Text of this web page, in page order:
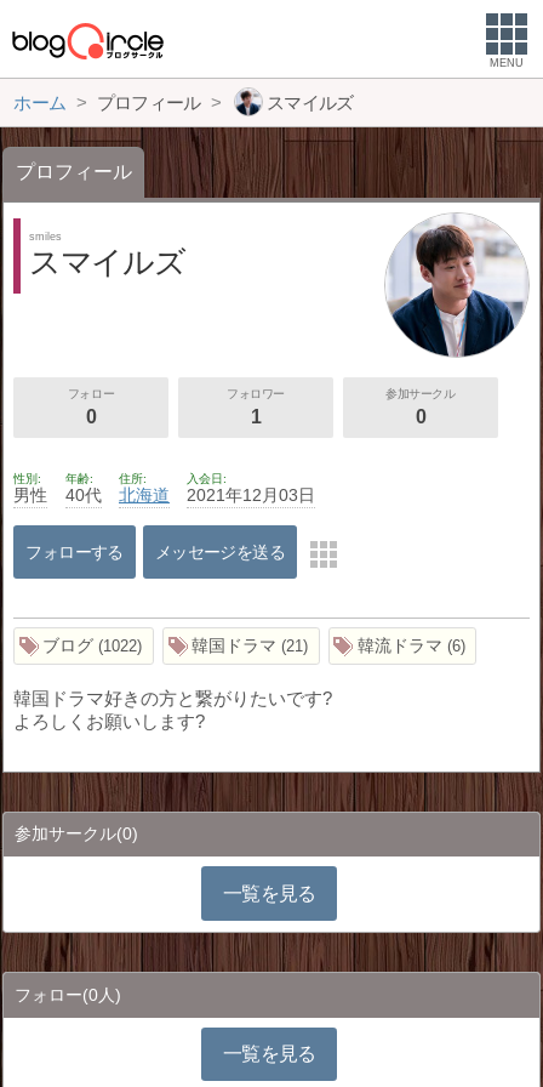
MENU
ホーム プロフィール スマイルズ
プロフィール
smiles
スマイルズ
フォロー
0
フォロワー
1
参加サークル
0
性別
男性
年齢
40代
住所
北海道
入会日
2021年12月03日
フォローする メッセージを送る
ブログ 1022 韓国ドラマ 21 韓流ドラマ 6
韓国ドラマ好きの方と繋がりたいです?
よろしくお願いします?
参加サークル(0)
一覧を見る
フォロー(0人)
一覧を見る